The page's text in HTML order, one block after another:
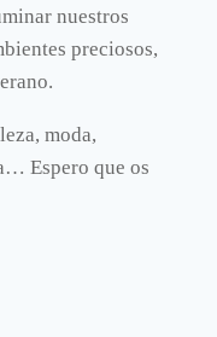
nuestros
preciosos,
moda,
Espero que os